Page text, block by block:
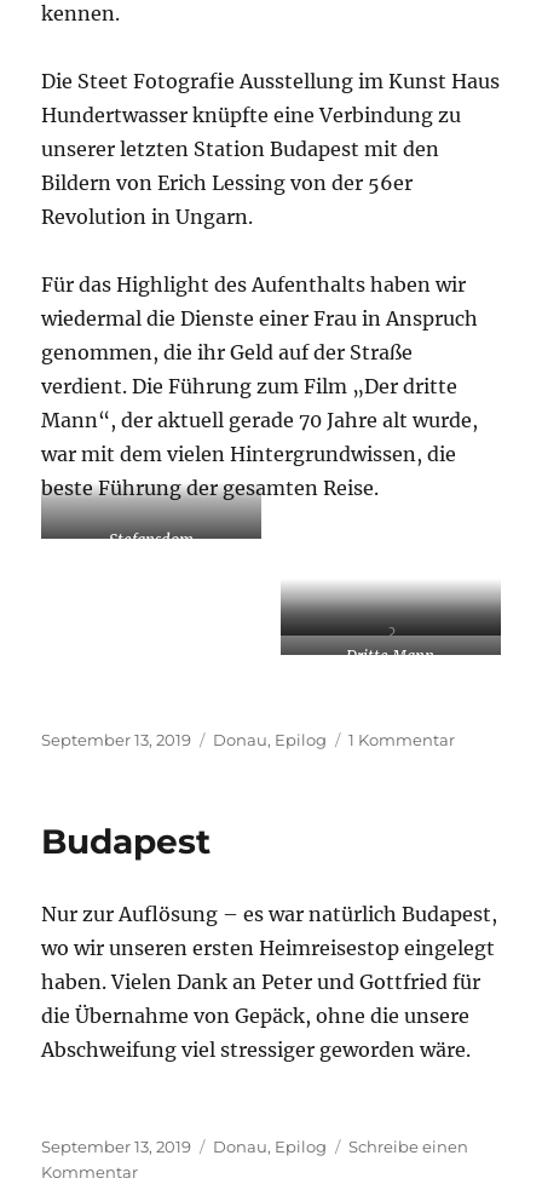
kennen.
Die Steet Fotografie Ausstellung im Kunst Haus
Hundertwasser knüpfte eine Verbindung zu
unserer letzten Station Budapest mit den
Bildern von Erich Lessing von der 56er
Revolution in Ungarn.
Für das Highlight des Aufenthalts haben wir
wiedermal die Dienste einer Frau in Anspruch
genommen, die ihr Geld auf der Straße
verdient. Die Führung zum Film „Der dritte
Mann“, der aktuell gerade 70 Jahre alt wurde,
war mit dem vielen Hintergrundwissen, die
beste Führung der gesamten Reise.
Stefansdom
?
Dritte Mann
Veröffentlicht
September 13, 2019 Kategorien
Donau, Epilog 1 Kommentarzu
Budapest
Nur zur Auflösung – es war natürlich Budapest,
wo wir unseren ersten Heimreisestop eingelegt
haben. Vielen Dank an Peter und Gottfried für
die Übernahme von Gepäck, ohne die unsere
Abschweifung viel stressiger geworden wäre.
Veröffentlicht
am
September 13, 2019 Kategorien
Donau, Epilog
Schreibe einen
Kommentarzu